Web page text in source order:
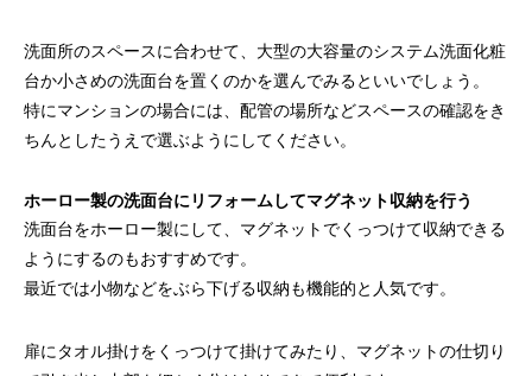
洗面所のスペースに合わせて、大型の大容量のシステム洗面化粧
台か小さめの洗面台を置くのかを選んでみるといいでしょう。
特にマンションの場合には、配管の場所などスペースの確認をき
ちんとしたうえで選ぶようにしてください。
ホーロー製の洗面台にリフォームしてマグネット収納を行う
洗面台をホーロー製にして、マグネットでくっつけて収納できる
ようにするのもおすすめです。
最近では小物などをぶら下げる収納も機能的と人気です。
扉にタオル掛けをくっつけて掛けてみたり、マグネットの仕切り